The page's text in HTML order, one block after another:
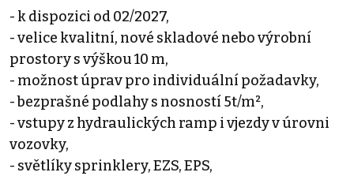
- k dispozici od 02/2027,
- velice kvalitní, nové skladové nebo výrobní
prostory s výškou 10 m,
- možnost úprav pro individuální požadavky,
- bezprašné podlahy s nosností 5t/m²,
- vstupy z hydraulických ramp i vjezdy v úrovni
vozovky,
- světlíky sprinklery, EZS, EPS,